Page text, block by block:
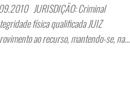
JURISDIÇÃO: Criminal
física qualificada JUIZ
ao recurso, mantendo-se, na…